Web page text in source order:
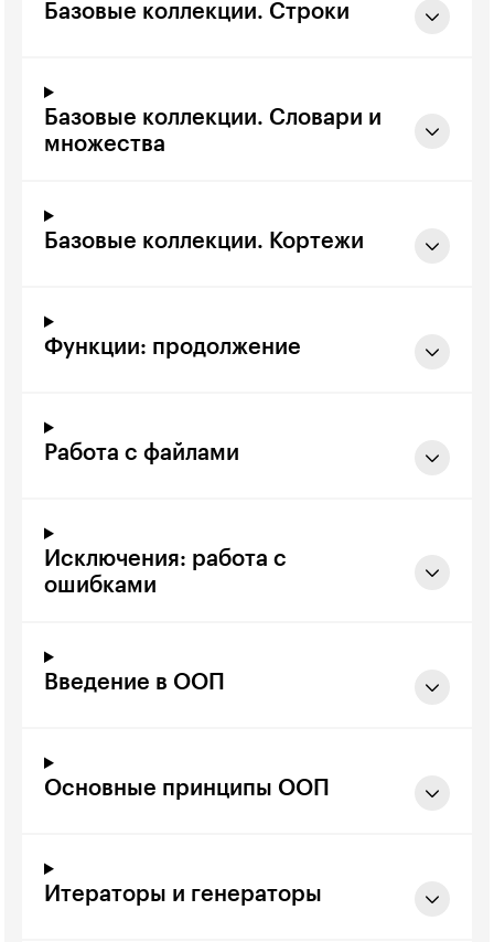
Базовые коллекции. Строки
Базовые коллекции. Словари и
множества
Базовые коллекции. Кортежи
Функции: продолжение
Работа с файлами
Исключения: работа с
ошибками
Введение в ООП
Основные принципы ООП
Итераторы и генераторы